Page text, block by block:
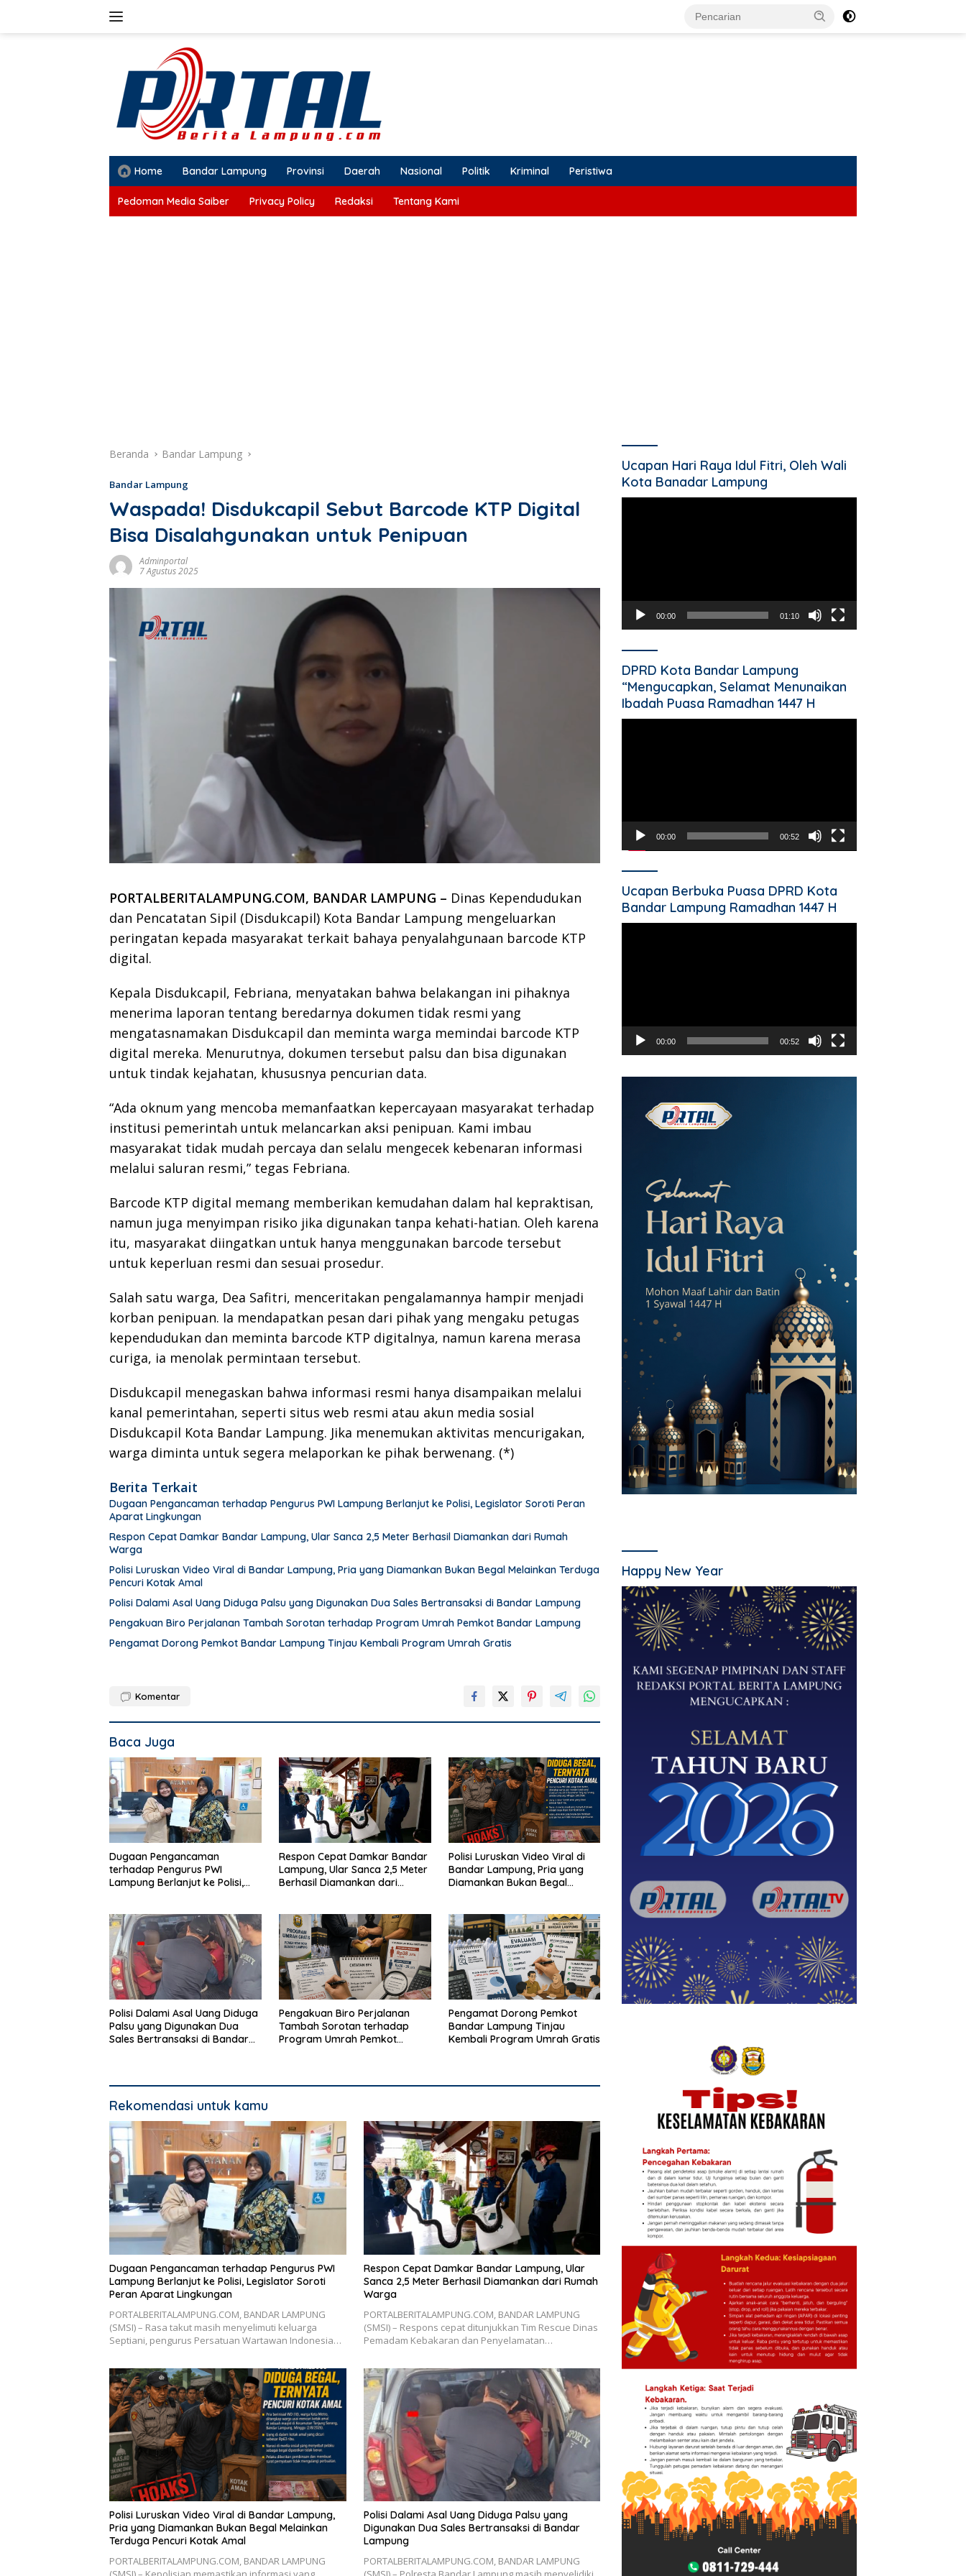
Home Bandar Lampung Provinsi Daerah Nasional Politik Kriminal Peristiwa
Pedoman Media Saiber Privacy Policy Redaksi Tentang Kami
Beranda Bandar Lampung
Bandar Lampung
Waspada! Disdukcapil Sebut Barcode KTP Digital
Bisa Disalahgunakan untuk Penipuan
Adminportal
7 Agustus 2025
PORTALBERITALAMPUNG.COM, BANDAR LAMPUNG – Dinas Kependudukan
dan Pencatatan Sipil (Disdukcapil) Kota Bandar Lampung mengeluarkan
peringatan kepada masyarakat terkait bahaya penyalahgunaan barcode KTP
digital.
Kepala Disdukcapil, Febriana, menyatakan bahwa belakangan ini pihaknya
menerima laporan tentang beredarnya dokumen tidak resmi yang
mengatasnamakan Disdukcapil dan meminta warga memindai barcode KTP
digital mereka. Menurutnya, dokumen tersebut palsu dan bisa digunakan
untuk tindak kejahatan, khususnya pencurian data.
“Ada oknum yang mencoba memanfaatkan kepercayaan masyarakat terhadap
institusi pemerintah untuk melancarkan aksi penipuan. Kami imbau
masyarakat tidak mudah percaya dan selalu mengecek kebenaran informasi
melalui saluran resmi,” tegas Febriana.
Barcode KTP digital memang memberikan kemudahan dalam hal kepraktisan,
namun juga menyimpan risiko jika digunakan tanpa kehati-hatian. Oleh karena
itu, masyarakat diingatkan untuk hanya menggunakan barcode tersebut
untuk keperluan resmi dan sesuai prosedur.
Salah satu warga, Dea Safitri, menceritakan pengalamannya hampir menjadi
korban penipuan. Ia mendapatkan pesan dari pihak yang mengaku petugas
kependudukan dan meminta barcode KTP digitalnya, namun karena merasa
curiga, ia menolak permintaan tersebut.
Disdukcapil menegaskan bahwa informasi resmi hanya disampaikan melalui
kanal pemerintahan, seperti situs web resmi atau akun media sosial
Disdukcapil Kota Bandar Lampung. Jika menemukan aktivitas mencurigakan,
warga diminta untuk segera melaporkan ke pihak berwenang. (*)
Berita Terkait
Dugaan Pengancaman terhadap Pengurus PWI Lampung Berlanjut ke Polisi, Legislator Soroti Peran
Aparat Lingkungan
Respon Cepat Damkar Bandar Lampung, Ular Sanca 2,5 Meter Berhasil Diamankan dari Rumah
Warga
Polisi Luruskan Video Viral di Bandar Lampung, Pria yang Diamankan Bukan Begal Melainkan Terduga
Pencuri Kotak Amal
Polisi Dalami Asal Uang Diduga Palsu yang Digunakan Dua Sales Bertransaksi di Bandar Lampung
Pengakuan Biro Perjalanan Tambah Sorotan terhadap Program Umrah Pemkot Bandar Lampung
Pengamat Dorong Pemkot Bandar Lampung Tinjau Kembali Program Umrah Gratis
Komentar
Baca Juga
Dugaan Pengancaman
terhadap Pengurus PWI
Lampung Berlanjut ke Polisi,
Respon Cepat Damkar Bandar
Lampung, Ular Sanca 2,5 Meter
Berhasil Diamankan dari
Polisi Luruskan Video Viral di
Bandar Lampung, Pria yang
Diamankan Bukan Begal
Polisi Dalami Asal Uang Diduga
Palsu yang Digunakan Dua
Sales Bertransaksi di Bandar
Pengakuan Biro Perjalanan
Tambah Sorotan terhadap
Program Umrah Pemkot
Pengamat Dorong Pemkot
Bandar Lampung Tinjau
Kembali Program Umrah Gratis
Rekomendasi untuk kamu
Dugaan Pengancaman terhadap Pengurus PWI
Lampung Berlanjut ke Polisi, Legislator Soroti
Peran Aparat Lingkungan
PORTALBERITALAMPUNG.COM, BANDAR LAMPUNG
(SMSI) – Rasa takut masih menyelimuti keluarga
Septiani, pengurus Persatuan Wartawan Indonesia…
Respon Cepat Damkar Bandar Lampung, Ular
Sanca 2,5 Meter Berhasil Diamankan dari Rumah
Warga
PORTALBERITALAMPUNG.COM, BANDAR LAMPUNG
(SMSI) – Respons cepat ditunjukkan Tim Rescue Dinas
Pemadam Kebakaran dan Penyelamatan…
Polisi Luruskan Video Viral di Bandar Lampung,
Pria yang Diamankan Bukan Begal Melainkan
Terduga Pencuri Kotak Amal
PORTALBERITALAMPUNG.COM, BANDAR LAMPUNG
Polisi Dalami Asal Uang Diduga Palsu yang
Digunakan Dua Sales Bertransaksi di Bandar
Lampung
PORTALBERITALAMPUNG.COM, BANDAR LAMPUNG
Ucapan Hari Raya Idul Fitri, Oleh Wali
Kota Banadar Lampung
00:00 01:10
DPRD Kota Bandar Lampung
“Mengucapkan, Selamat Menunaikan
Ibadah Puasa Ramadhan 1447 H
00:00 00:52
Ucapan Berbuka Puasa DPRD Kota
Bandar Lampung Ramadhan 1447 H
00:00 00:52
Happy New Year